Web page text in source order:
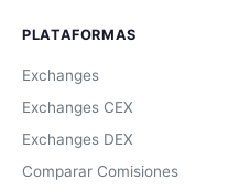
PLATAFORMAS
Exchanges
Exchanges CEX
Exchanges DEX
Comparar Comisiones